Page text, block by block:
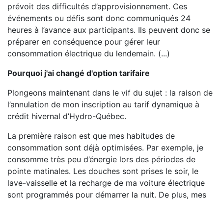
prévoit des difficultés d’approvisionnement. Ces
événements ou défis sont donc communiqués 24
heures à l’avance aux participants. Ils peuvent donc se
préparer en conséquence pour gérer leur
consommation électrique du lendemain. (...)
Pourquoi j'ai changé d'option tarifaire
Plongeons maintenant dans le vif du sujet : la raison de
l’annulation de mon inscription au tarif dynamique à
crédit hivernal d’Hydro-Québec.
La première raison est que mes habitudes de
consommation sont déjà optimisées. Par exemple, je
consomme très peu d’énergie lors des périodes de
pointe matinales. Les douches sont prises le soir, le
lave-vaisselle et la recharge de ma voiture électrique
sont programmés pour démarrer la nuit. De plus, mes